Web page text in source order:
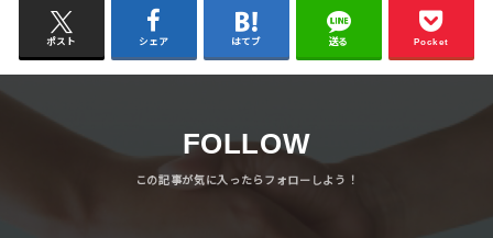
ポスト シェア はてブ 送る Pocket
FOLLOW